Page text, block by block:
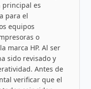
principal es
para el
equipos
o
marca HP. Al ser
sido revisado y
Antes de
verificar que el